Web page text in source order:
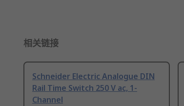
相关链接
Schneider Electric Analogue DIN
Rail Time Switch 250 V ac, 1-
Channel